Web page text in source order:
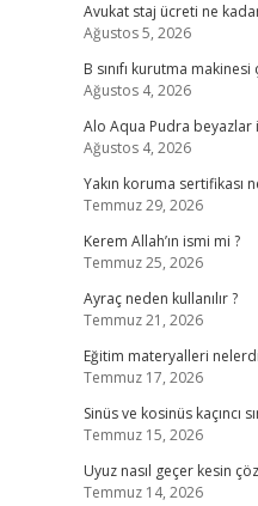
Avukat staj ücreti ne
Ağustos 5, 2026
B sınıfı kurutma
Ağustos 4, 2026
Alo Aqua Pudra beyazlar
Ağustos 4, 2026
Yakın koruma sertifikası
Temmuz 29, 2026
Kerem Allah’ın ismi mi ?
Temmuz 25, 2026
Ayraç neden kullanılır ?
Temmuz 21, 2026
Eğitim materyalleri
Temmuz 17, 2026
Sinüs ve kosinüs kaçıncı
Temmuz 15, 2026
Uyuz nasıl geçer kesin
Temmuz 14, 2026